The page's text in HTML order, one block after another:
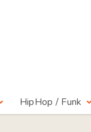
HipHop / Funk